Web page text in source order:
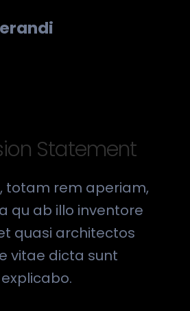
Statement
totam rem aperiam,
qu ab illo inventore
quasi architectos
vitae dicta sunt
explicabo.